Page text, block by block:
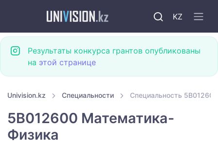
KZ
Результаты конкурса грантов опубликованы
на этой странице
Univision.kz Специальности Специальность
5B012600 Математика-
Физика